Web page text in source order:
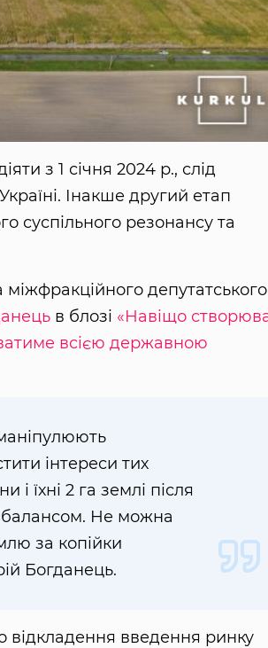
з 1 січня 2024 р., слід
Інакше другий етап
суспільного резонансу та
депутатського
в блозі «Навіщо
всією державною
інтереси тих
і їхні 2 га землі після
балансом. Не можна
за копійки
Богданець.
введення ринку